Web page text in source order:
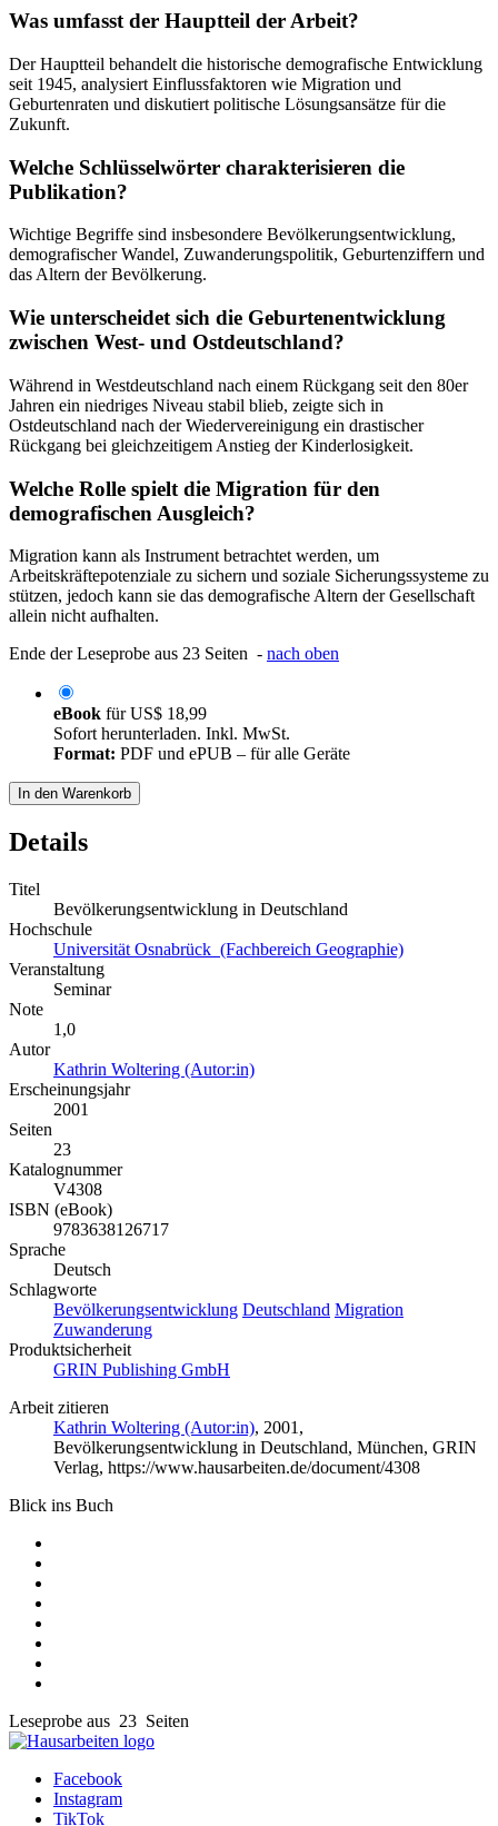
Was umfasst der Hauptteil der Arbeit?
Der Hauptteil behandelt die historische demografische Entwicklung
seit 1945, analysiert Einflussfaktoren wie Migration und
Geburtenraten und diskutiert politische Lösungsansätze für die
Zukunft.
Welche Schlüsselwörter charakterisieren die
Publikation?
Wichtige Begriffe sind insbesondere Bevölkerungsentwicklung,
demografischer Wandel, Zuwanderungspolitik, Geburtenziffern und
das Altern der Bevölkerung.
Wie unterscheidet sich die Geburtenentwicklung
zwischen West- und Ostdeutschland?
Während in Westdeutschland nach einem Rückgang seit den 80er
Jahren ein niedriges Niveau stabil blieb, zeigte sich in
Ostdeutschland nach der Wiedervereinigung ein drastischer
Rückgang bei gleichzeitigem Anstieg der Kinderlosigkeit.
Welche Rolle spielt die Migration für den
demografischen Ausgleich?
Migration kann als Instrument betrachtet werden, um
Arbeitskräftepotenziale zu sichern und soziale Sicherungssysteme zu
stützen, jedoch kann sie das demografische Altern der Gesellschaft
allein nicht aufhalten.
Ende der Leseprobe aus 23 Seiten - nach oben
eBook fürUS$ 18,99
Sofort herunterladen. Inkl. MwSt.
Format: PDF und ePUB – für alle Geräte
In den Warenkorb
Details
Titel
Bevölkerungsentwicklung in Deutschland
Hochschule
Universität Osnabrück (Fachbereich Geographie)
Veranstaltung
Seminar
Note
1,0
Autor
Kathrin Woltering (Autor:in)
Erscheinungsjahr
2001
Seiten
23
Katalognummer
V4308
ISBN (eBook)
9783638126717
Sprache
Deutsch
Schlagworte
Bevölkerungsentwicklung Deutschland Migration
Zuwanderung
Produktsicherheit
GRIN Publishing GmbH
Arbeit zitieren
Kathrin Woltering (Autor:in), 2001,
Bevölkerungsentwicklung in Deutschland, München, GRIN
Verlag, https://www.hausarbeiten.de/document/4308
Blick ins Buch